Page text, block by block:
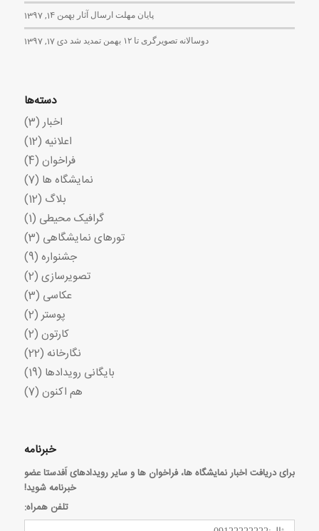
پایان مهلت ارسال آثار بهمن 14, 1397
دوسالانه تصویرگری تا ۱۲ بهمن تمدید شد دی 17, 1397
دسته‌ها
اخبار (3)
اعلانیه (12)
فراخوان (4)
نمایشگاه ها (7)
بلاگ (12)
گرافیک محیطی (1)
تورهای نمایشگاهی (3)
جشنواره (9)
تصویرسازی (2)
عکاسی (3)
پوستر (2)
کارتون (2)
نگارخانه (22)
بایگانی رویدادها (19)
هم اکنون (7)
خبرنامه
برای دریافت اخبار نمایشگاه ها، فراخوان ها و سایر رویدادهای اَفدستا عضو
خبرنامه شوید!
تلفن همراه: